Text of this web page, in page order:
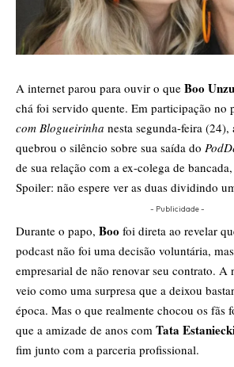
​A internet parou para ouvir o que Boo
chá foi servido quente. Em participação no
com Blogueirinha nesta segunda-feira
quebrou o silêncio sobre sua saída do
de sua relação com a ex-colega de bancada,
Spoiler: não espere ver as duas dividindo
- Publicidade -
​Durante o papo, Boo foi direta ao revelar
podcast não foi uma decisão voluntária,
empresarial de não renovar seu contrato. A
veio como uma surpresa que a deixou
época. Mas o que realmente chocou os fãs
que a amizade de anos com Tata
fim junto com a parceria profissional.